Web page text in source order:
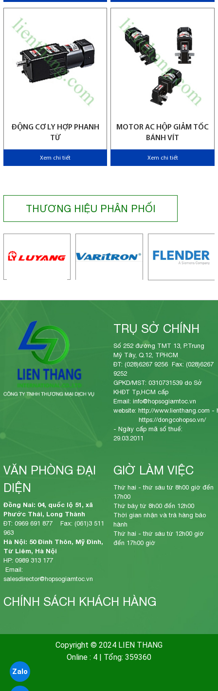
ĐỘNG CƠ LY HỢP PHANH
TỪ
Xem chi tiết
MOTOR AC HỘP GIẢM TỐC
BÁNH VÍT
Xem chi tiết
THƯƠNG HIỆU PHÂN PHỐI
TRỤ SỞ CHÍNH
Số 252 đường TMT 13, P.Trung
Mỹ Tây, Q.12, TPHCM
ĐT: (028)6267 9256 Fax: (028)6267
9252
GPKD/MST: 0310731539 do Sở
KHĐT Tp,HCM cấp
Email: info@hopsogiamtoc.vn
website: http://www.lienthang.com -
https://dongcohopso.vn/
- Ngày cấp mã số thuế:
29.03.2011
VĂN PHÒNG ĐẠI
DIỆN
Đồng Nai: 04, quốc lộ 51, xã
Phước Thái, Long Thành
ĐT: 0969 691 877 Fax: (061)3 511
963
Hà Nội: 50 Đình Thôn, Mỹ Đình,
Từ Liêm, Hà Nội
HP: 0989 313 177
Email:
salesdirector@hopsogiamtoc.vn
GIỜ LÀM VIỆC
Thứ hai - thứ sáu từ 8h00 giờ đến
17h00
Thứ bảy từ 8h00 đến 12h00
Thời gian nhận và trả hàng bảo
hành
Thứ hai - thứ sáu từ 12h00 giờ
đến 17h00 giờ
CHÍNH SÁCH KHÁCH HÀNG
Copyright © 2024 LIEN THANG
Online : 4| Tổng: 359360
Zalo